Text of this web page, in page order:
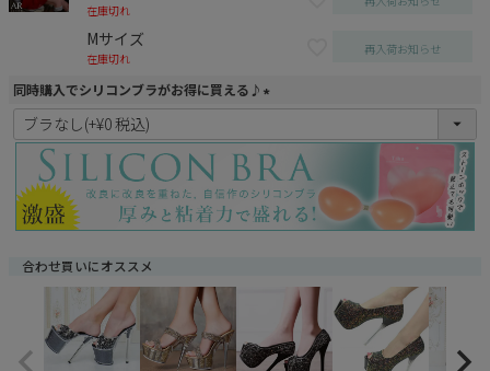
在庫切れ
Mサイズ
在庫切れ
再入荷お知らせ
同時購入でシリコンブラがお得に買える♪
(
須
)
合わせ買いにオススメ